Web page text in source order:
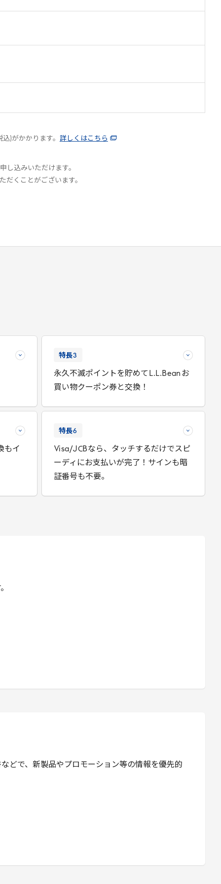
込)がかかります。 詳しくはこちら
し込みいただけます。
だくことがございます。
特長3
永久不滅ポイントを貯めて L.L.Bean お
買い物クーポン券と交換！
もイ
特長6
Visa/JCBなら、タッチするだけでスピ
ーディにお支払いが完了！サインも暗
証番号も不要。
どで、新製品やプロモーション等の情報を優先的